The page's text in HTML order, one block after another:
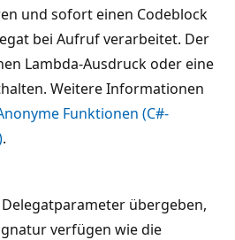
und sofort einen Codeblock
bei Aufruf verarbeitet. Der
Lambda-Ausdruck oder eine
Weitere Informationen
Funktionen (C#-
.
übergeben,
verfügen wie die